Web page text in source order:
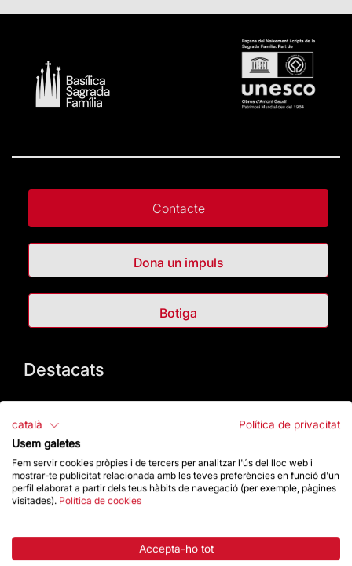
Contacte
Dona un impuls
Botiga
Destacats
La Fundació
Preguntes freqüents
Atenció al Visitant
Notícies i Actualitat
català
Política de privacitat
Usem galetes
Fem servir cookies pròpies i de tercers per analitzar l'ús del lloc web i
mostrar-te publicitat relacionada amb les teves preferències en funció d'un
perfil elaborat a partir dels teus hàbits de navegació (per exemple, pàgines
visitades). Política de cookies
Accepta-ho tot